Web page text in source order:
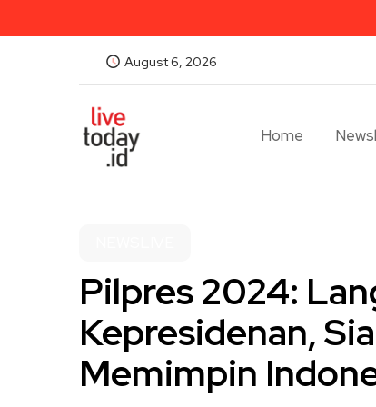
August 6, 2026
Home
Pilpres 2024:
Kepresidenan,
Memimpin